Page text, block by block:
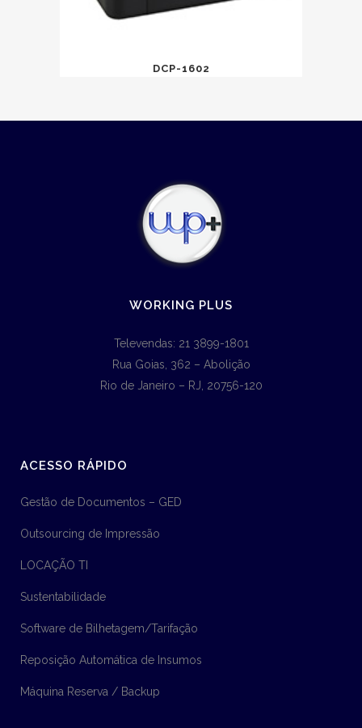
DCP-1602
WORKING PLUS
Televendas: 21 3899-1801
Rua Goias, 362 – Abolição
Rio de Janeiro – RJ, 20756-120
ACESSO RÁPIDO
Gestão de Documentos – GED
Outsourcing de Impressão
LOCAÇÃO TI
Sustentabilidade
Software de Bilhetagem/Tarifação
Reposição Automática de Insumos
Máquina Reserva / Backup